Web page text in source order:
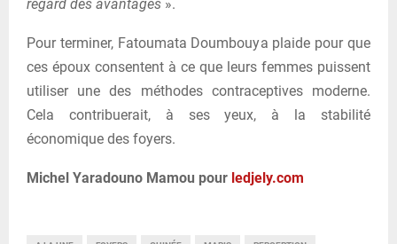
regard des avantages ».
Pour terminer, Fatoumata Doumbouya plaide pour que
ces époux consentent à ce que leurs femmes puissent
utiliser une des méthodes contraceptives moderne.
Cela contribuerait, à ses yeux, à la stabilité
économique des foyers.
Michel Yaradouno Mamou pour ledjely.com